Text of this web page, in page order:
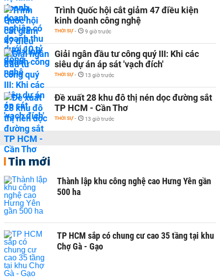
Trình Quốc hội cắt giảm 47 điều kiện
kinh doanh công nghệ
THỜI SỰ - 9 giờ trước
Giải ngân đầu tư công quý III: Khi các
siêu dự án áp sát 'vạch đích'
THỜI SỰ - 13 giờ trước
Đề xuất 28 khu đô thị nén dọc đường sắt
TP HCM - Cần Thơ
THỜI SỰ - 13 giờ trước
Tin mới
Thành lập khu công nghệ cao Hưng Yên gần
500 ha
TP HCM sắp có chung cư cao 35 tầng tại khu
Chợ Gà - Gạo